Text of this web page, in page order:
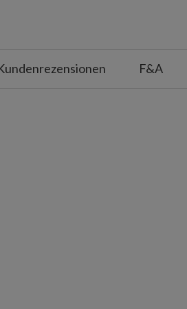
Unikat mit leichten Variationen.
F&A